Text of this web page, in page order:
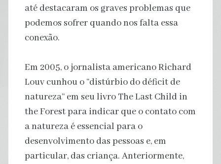
até destacaram os graves problemas que
podemos sofrer quando nos falta essa
conexão.
Em 2005, o jornalista americano Richard
Louv cunhou o “distúrbio do déficit de
natureza” em seu livro The Last Child in
the Forest para indicar que o contato com
a natureza é essencial para o
desenvolvimento das pessoas e, em
particular, das criança. Anteriormente,